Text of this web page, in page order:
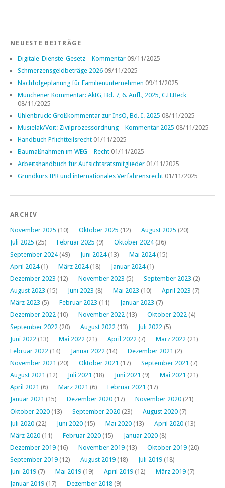
NEUESTE BEITRÄGE
Digitale-Dienste-Gesetz – Kommentar 09/11/2025
Schmerzensgeldbeträge 2026 09/11/2025
Nachfolgeplanung für Familienunternehmen 09/11/2025
Münchener Kommentar: AktG, Bd. 7, 6. Aufl., 2025, C.H.Beck
08/11/2025
Uhlenbruck: Großkommentar zur InsO, Bd. I. 2025 08/11/2025
Musielak/Voit: Zivilprozessordnung – Kommentar 2025 08/11/2025
Handbuch Pflichtteilsrecht 01/11/2025
Baumaßnahmen im WEG – Recht 01/11/2025
Arbeitshandbuch für Aufsichtsratsmitglieder 01/11/2025
Grundkurs IPR und internationales Verfahrensrecht 01/11/2025
ARCHIV
November 2025 (10) Oktober 2025 (12) August 2025 (20)
Juli 2025 (25) Februar 2025 (9) Oktober 2024(36)
September 2024(49) Juni 2024(13) Mai 2024(15)
April 2024(1) März 2024(18) Januar 2024(1)
Dezember 2023 (12) November 2023 (5) September 2023 (2)
August 2023 (15) Juni 2023 (8) Mai 2023 (10) April 2023 (7)
März 2023 (5) Februar 2023 (11) Januar 2023 (7)
Dezember 2022 (10) November 2022 (13) Oktober 2022 (4)
September 2022 (20) August 2022 (13) Juli 2022 (5)
Juni 2022 (13) Mai 2022 (21) April 2022 (7) März 2022 (21)
Februar 2022 (14) Januar 2022 (14) Dezember 2021 (2)
November 2021 (20) Oktober 2021 (17) September 2021 (7)
August 2021 (12) Juli 2021 (18) Juni 2021 (9) Mai 2021 (21)
April 2021 (6) März 2021 (6) Februar 2021 (17)
Januar 2021 (15) Dezember 2020 (17) November 2020 (21)
Oktober 2020 (13) September 2020 (23) August 2020 (7)
Juli 2020 (22) Juni 2020 (15) Mai 2020 (13) April 2020 (13)
März 2020 (11) Februar 2020 (15) Januar 2020 (8)
Dezember 2019 (16) November 2019 (13) Oktober 2019 (20)
September 2019 (12) August 2019 (18) Juli 2019 (18)
Juni 2019 (7) Mai 2019 (19) April 2019 (12) März 2019 (7)
Januar 2019 (17) Dezember 2018 (9)